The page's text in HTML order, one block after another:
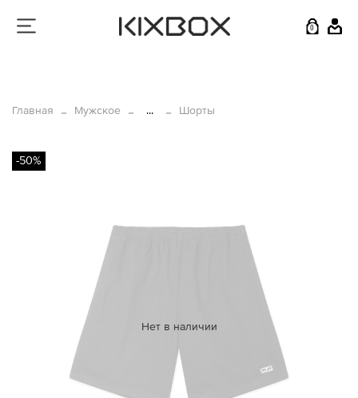
0
Главная Мужское ... Шорты
Нет в наличии
-50%